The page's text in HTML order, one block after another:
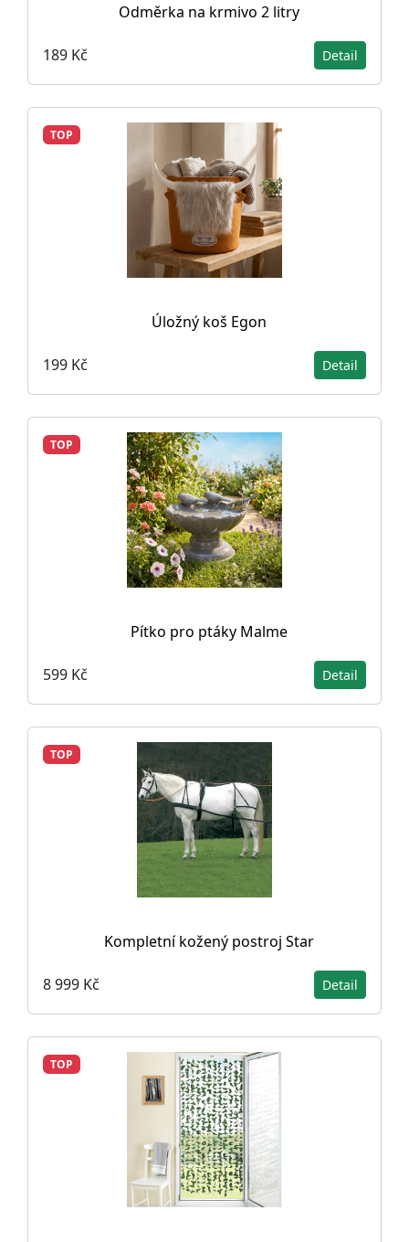
Odměrka na krmivo 2 litry
189 Kč Detail
TOP
Úložný koš Egon
199 Kč Detail
TOP
Pítko pro ptáky Malme
599 Kč Detail
TOP
Kompletní kožený postroj Star
8 999 Kč Detail
TOP